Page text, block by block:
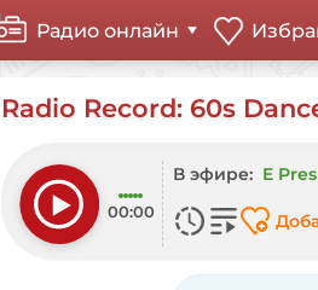
Radio Record: 60s
00:00
В эфире: E